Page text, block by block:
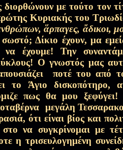
18
11
9
5
με τούτο τον
Κυριακής του
ἅρπαγες, ἄδικοι,
Δίκιο έχουν, μα
έχουμε! Την
Ο γνωστός μας
ποτέ του από
το Άγιο δισκοπότηρο,
πως θα μου
μεγάλη
ότι είναι βίος και
να συγκρίνομαι με
η τρισευλογημένη